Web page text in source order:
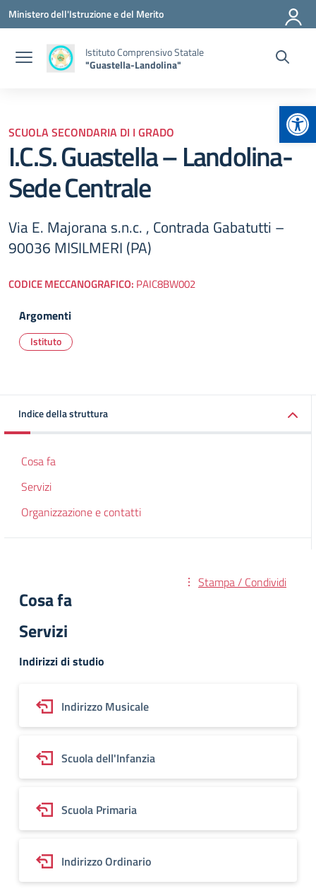
Vai ai contenuti
Vai al menu di navigazione
Vai al footer
Ministero dell'Istruzione e del Merito
Istituto Comprensivo Statale
"Guastella-Landolina"
SCUOLA SECONDARIA DI I GRADO
I.C.S. Guastella – Landolina-
Sede Centrale
Via E. Majorana s.n.c. , Contrada Gabatutti –
90036 MISILMERI (PA)
CODICE MECCANOGRAFICO: PAIC8BW002
Argomenti
Istituto
Indice della struttura
Cosa fa
Servizi
Organizzazione e contatti
Stampa / Condividi
Cosa fa
Servizi
Indirizzi di studio
Indirizzo Musicale
Scuola dell'Infanzia
Scuola Primaria
Indirizzo Ordinario